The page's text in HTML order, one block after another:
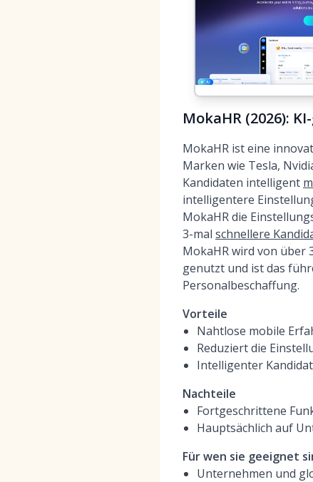
MokaHR (2026):
MokaHR ist eine
Marken wie Tesla,
Kandidaten intelligent
intelligentere
MokaHR die
3-mal schnellere
MokaHR wird von über
genutzt und ist das
Personalbeschaffung.
Vorteile
Nahtlose mobile
Reduziert die
Intelligenter
Nachteile
Fortgeschrittene
Hauptsächlich auf
Für wen sie geeignet
Unternehmen und